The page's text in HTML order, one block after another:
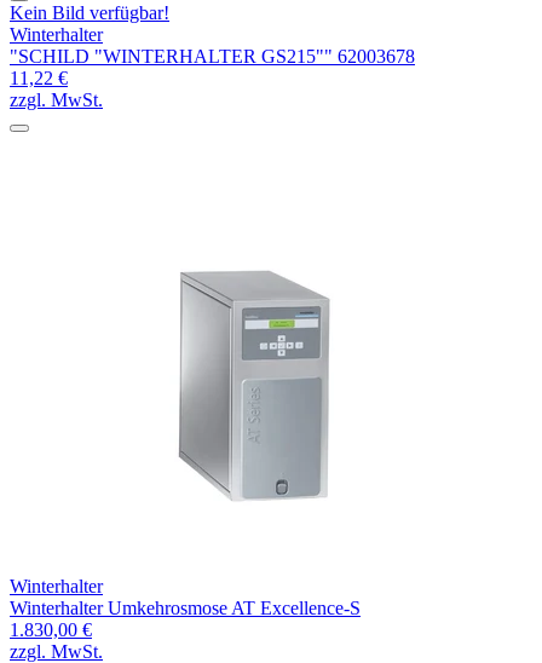
Kein Bild verfügbar!
Winterhalter
"SCHILD "WINTERHALTER GS215"" 62003678
11,22 €
zzgl. MwSt.
Winterhalter
Winterhalter Umkehrosmose AT Excellence-S
1.830,00 €
zzgl. MwSt.